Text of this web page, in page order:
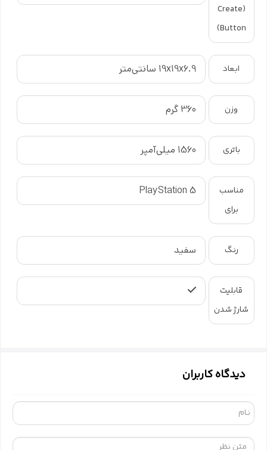
(Create
Button)
ابعاد 19x19x6.9 سانتی‌متر
وزن 360 گرم
باتری 1560 میلی‌آمپر
مناسب
برای
PlayStation 5
رنگ سفید
قابلیت
شارژ شدن
دیدگاه کاربران